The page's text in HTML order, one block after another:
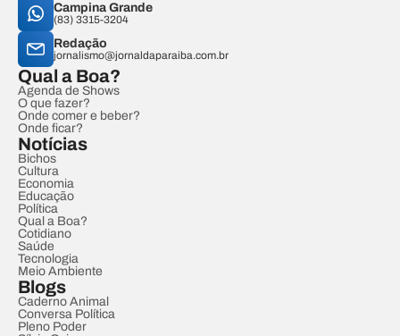
Campina Grande
(83) 3315-3204
Redação
jornalismo@jornaldaparaiba.com.br
Qual a Boa?
Agenda de Shows
O que fazer?
Onde comer e beber?
Onde ficar?
Notícias
Bichos
Cultura
Economia
Educação
Política
Qual a Boa?
Cotidiano
Saúde
Tecnologia
Meio Ambiente
Blogs
Caderno Animal
Conversa Política
Pleno Poder